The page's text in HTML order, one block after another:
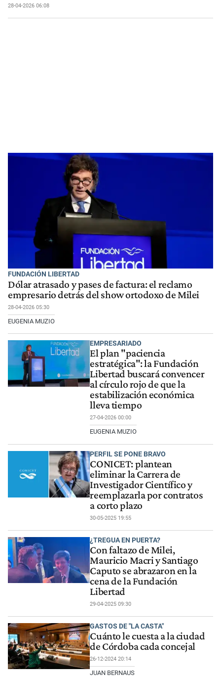
28-04-2026 06:08
FUNDACIÓN LIBERTAD
Dólar atrasado y pases de factura: el reclamo
empresario detrás del show ortodoxo de Milei
28-04-2026 05:30
EUGENIA MUZIO
EMPRESARIADO
El plan "paciencia
estratégica": la Fundación
Libertad buscará convencer
al círculo rojo de que la
estabilización económica
lleva tiempo
27-04-2026 00:00
EUGENIA MUZIO
PERFIL SE PONE BRAVO
CONICET: plantean
eliminar la Carrera de
Investigador Científico y
reemplazarla por contratos
a corto plazo
30-05-2025 19:55
¿TREGUA EN PUERTA?
Con faltazo de Milei,
Mauricio Macri y Santiago
Caputo se abrazaron en la
cena de la Fundación
Libertad
29-04-2025 09:30
GASTOS DE "LA CASTA"
Cuánto le cuesta a la ciudad
de Córdoba cada concejal
26-12-2024 20:14
JUAN BERNAUS